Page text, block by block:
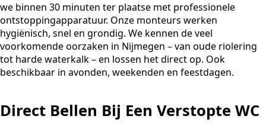
we binnen 30 minuten ter plaatse met professionele
ontstoppingapparatuur. Onze monteurs werken
hygiënisch, snel en grondig. We kennen de veel
voorkomende oorzaken in Nijmegen – van oude riolering
tot harde waterkalk – en lossen het direct op. Ook
beschikbaar in avonden, weekenden en feestdagen.
Direct Bellen Bij Een Verstopte WC